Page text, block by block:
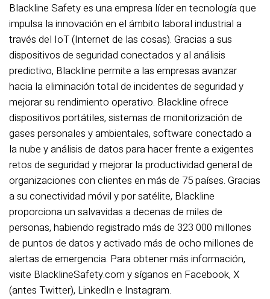
Blackline Safety es una empresa líder en tecnología que
impulsa la innovación en el ámbito laboral industrial a
través del IoT (Internet de las cosas). Gracias a sus
dispositivos de seguridad conectados y al análisis
predictivo, Blackline permite a las empresas avanzar
hacia la eliminación total de incidentes de seguridad y
mejorar su rendimiento operativo. Blackline ofrece
dispositivos portátiles, sistemas de monitorización de
gases personales y ambientales, software conectado a
la nube y análisis de datos para hacer frente a exigentes
retos de seguridad y mejorar la productividad general de
organizaciones con clientes en más de 75 países. Gracias
a su conectividad móvil y por satélite, Blackline
proporciona un salvavidas a decenas de miles de
personas, habiendo registrado más de 323 000 millones
de puntos de datos y activado más de ocho millones de
alertas de emergencia. Para obtener más información,
visite BlacklineSafety.com y síganos en Facebook, X
(antes Twitter), LinkedIn e Instagram.